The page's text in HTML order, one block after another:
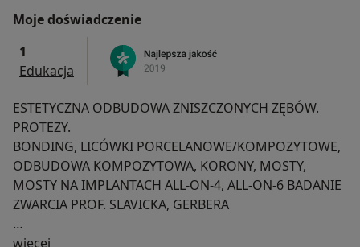
Moje doświadczenie
1
Edukacja
ESTETYCZNA ODBUDOWA ZNISZCZONYCH ZĘBÓW.
PROTEZY.
BONDING, LICÓWKI PORCELANOWE/KOMPOZYTOWE,
ODBUDOWA KOMPOZYTOWA, KORONY, MOSTY,
MOSTY NA IMPLANTACH ALL-ON-4, ALL-ON-6 BADANIE
ZWARCIA PROF. SLAVICKA, GERBERA
Jestem absolwentem Warszawskiego Uniwersytetu
więcej